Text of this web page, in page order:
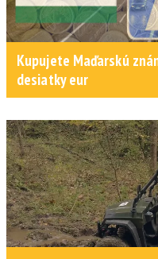
Kupujete Maďarskú
desiatky eur